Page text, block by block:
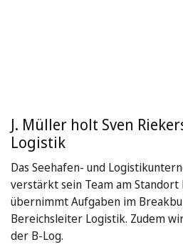
J. Müller holt Sven
Logistik
Das Seehafen- und
verstärkt sein Team am Standort
übernimmt Aufgaben im
Bereichsleiter Logistik. Zudem
der B-Log.